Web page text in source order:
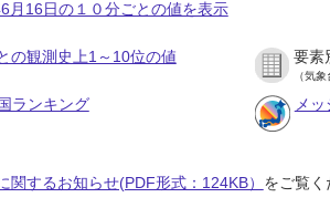
月16日の１０分ごとの値を表示
の観測史上1～10位の値 要素
（気
ランキング メ
関するお知らせ(PDF形式：124KB） をご覧く